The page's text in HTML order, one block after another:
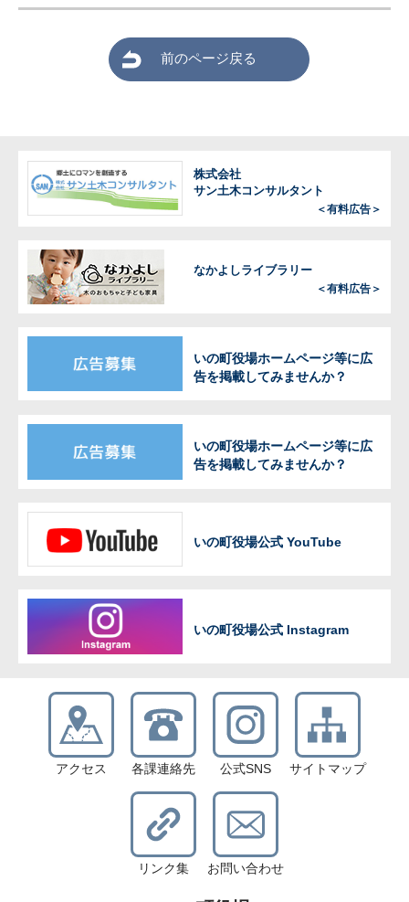
前のページ戻る
株式会社
サン土木コンサルタント
＜有料広告＞
なかよしライブラリー
＜有料広告＞
いの町役場ホームページ等に広
告を掲載してみませんか？
いの町役場ホームページ等に広
告を掲載してみませんか？
いの町役場公式 YouTube
いの町役場公式 Instagram
アクセス 各課連絡先 公式SNS サイトマップ
リンク集 お問い合わせ